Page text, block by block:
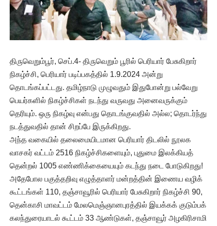
திருவெறும்பூர், செப்.4- திருவெறும் பூரில் பெரியார் பேசுகிறார்
நிகழ்ச்சி, பெரியார் படிப்பகத்தில் 1.9.2024 அன்று
தொடங்கப்பட்டது. தமிழ்நாடு முழுவதும் இதுபோன்று பல்வேறு
பெயர்களில் நிகழ்ச்சிகள் நடந்து வருவது அனைவருக்கும்
தெரியும். ஒரு நிகழ்வு என்பது தொடங்குவதில் அல்ல; தொடர்ந்து
நடத்துவதில் தான் சிறப்பே இருக்கிறது.
அந்த வகையில் தலைமையிடமான பெரியார் திடலில் நூலக
வாசகர் வட்டம் 2516 நிகழ்ச்சிகளையும், புதுமை இலக்கியத்
தென்றல் 1005 எண்ணிக்கையையும் கடந்து நடை போடுகிறது!
அதேபோல பகுத்தறிவு எழுத்தாளர் மன்றத்தின் இணைய வழிக்
கூட்டங்கள் 110, தஞ்சாவூரில் பெரியார் பேசுகிறார் நிகழ்ச்சி 90,
தென்காசி மாவட்டம் மேலமெஞ்ஞானபுரத்தில் இயக்கக் குடும்பக்
கலந்துரையாடல் கூட்டம் 33 ஆண்டுகள், தஞ்சாவூர் அழகிரிசாமி